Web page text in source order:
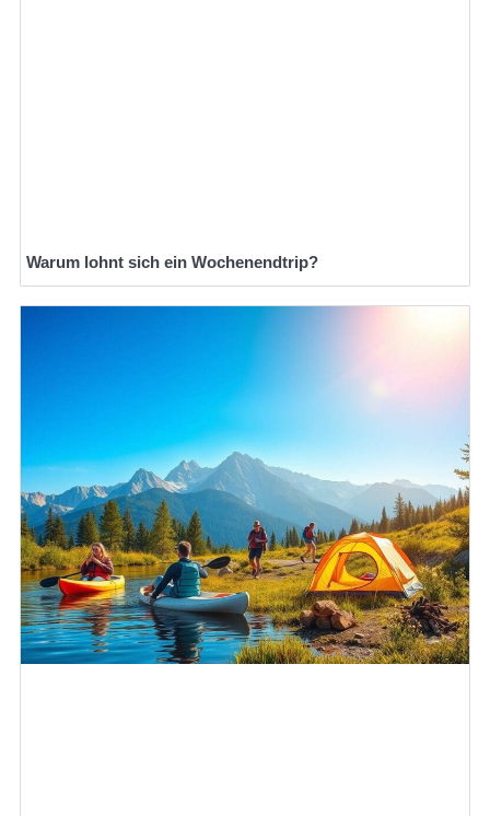
Warum lohnt sich ein Wochenendtrip?